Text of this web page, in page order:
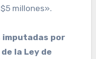
millones».
imputadas por
la Ley de